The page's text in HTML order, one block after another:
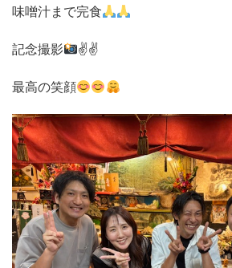
味噌汁まで完食
記念撮影 ✌✌
最高の笑顔